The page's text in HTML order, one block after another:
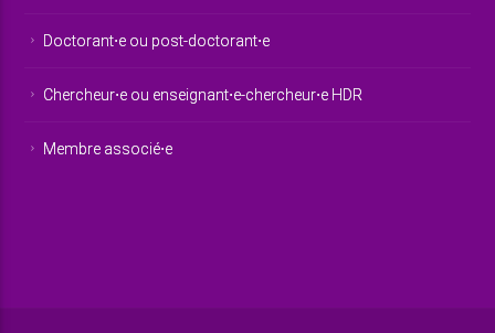
Doctorant⋅e ou post-doctorant⋅e
Chercheur⋅e ou enseignant⋅e-chercheur⋅e HDR
Membre associé⋅e